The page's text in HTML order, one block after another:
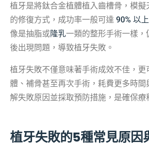
植牙是將鈦合金植體植入齒槽骨，模擬
的修復方式，成功率一般可達 90% 以上
像是抽脂或隆乳一類的整形手術一樣，
後出現問題，導致植牙失敗。
植牙失敗不僅意味著手術成效不佳，更
體、補骨甚至再次手術，耗費更多時間
解失敗原因並採取預防措施，是確保療
植牙失敗的5種常見原因